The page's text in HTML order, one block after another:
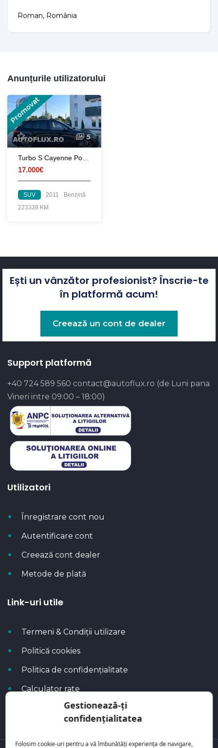
Gestionează-ți
confidențialitatea
Folosim cookie-uri pentru a vă îmbunătăți experiența de navigare,
Roman, România
Anunțurile utilizatorului
Promovat
5
17.000€
SUV 2011
Benzină
223339 KM
Ești un vânzător profesionist? Înscrie-te
în platformă acum!
Creează un cont de dealer
Support platformă
+40 724 589 560 contact@autoflux.ro (de Luni pana
Vineri intre 09:00 – 18:00)
Utilizatori
Înregistrare cont nou
Autentificare cont
Creează cont dealer
Metode de plată
Link-uri utile
Termeni & Condiții utilizare
Politică cookies
Politica de confidențialitate
Calculator rate
Blog Autoflux